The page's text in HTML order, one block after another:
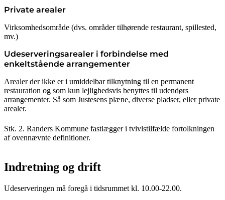
Private arealer
Virksomhedsområde (dvs. områder tilhørende restaurant, spillested,
mv.)
Udeserveringsarealer i forbindelse med
enkeltstående arrangementer
Arealer der ikke er i umiddelbar tilknytning til en permanent
restauration og som kun lejlighedsvis benyttes til udendørs
arrangementer. Så som Justesens plæne, diverse pladser, eller private
arealer.
Stk. 2. Randers Kommune fastlægger i tvivlstilfælde fortolkningen
af ovennævnte definitioner.
Indretning og drift
Udeserveringen må foregå i tidsrummet kl. 10.00-22.00.